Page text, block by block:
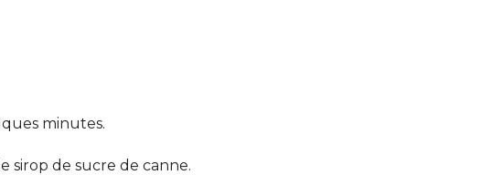
minutes.
sirop de sucre de canne.